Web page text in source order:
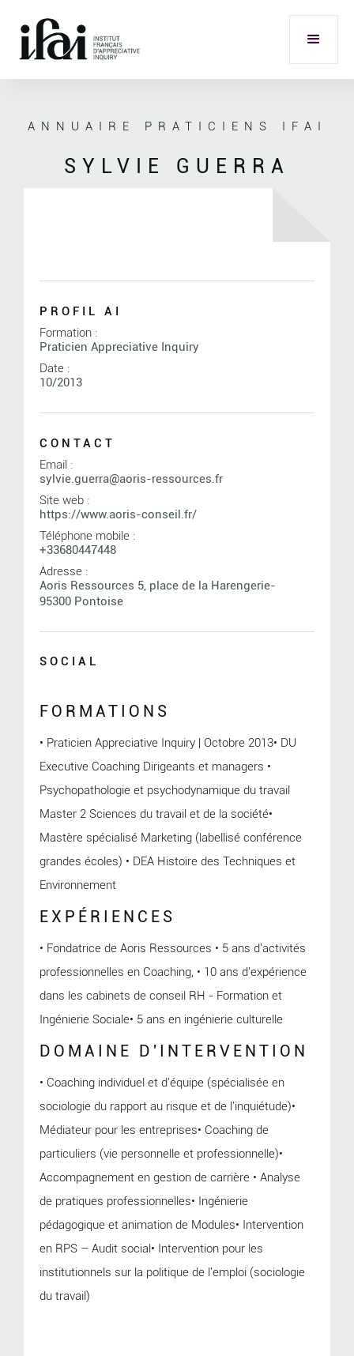
ANNUAIRE PRATICIENS IFAI
SYLVIE GUERRA
PROFIL AI
Formation :
Praticien Appreciative Inquiry
Date :
10/2013
CONTACT
Email :
sylvie.guerra@aoris-ressources.fr
Site web :
https://www.aoris-conseil.fr/
Téléphone mobile :
+33680447448
Adresse :
Aoris Ressources 5, place de la Harengerie-
95300 Pontoise
SOCIAL
FORMATIONS
• Praticien Appreciative Inquiry | Octobre 2013• DU
Executive Coaching Dirigeants et managers •
Psychopathologie et psychodynamique du travail
Master 2 Sciences du travail et de la société•
Mastère spécialisé Marketing (labellisé conférence
grandes écoles) • DEA Histoire des Techniques et
Environnement
EXPÉRIENCES
• Fondatrice de Aoris Ressources • 5 ans d'activités
professionnelles en Coaching, • 10 ans d'expérience
dans les cabinets de conseil RH - Formation et
Ingénierie Sociale• 5 ans en ingénierie culturelle
DOMAINE D'INTERVENTION
• Coaching individuel et d'équipe (spécialisée en
sociologie du rapport au risque et de l'inquiétude)•
Médiateur pour les entreprises• Coaching de
particuliers (vie personnelle et professionnelle)•
Accompagnement en gestion de carrière • Analyse
de pratiques professionnelles• Ingénierie
pédagogique et animation de Modules• Intervention
en RPS – Audit social• Intervention pour les
institutionnels sur la politique de l'emploi (sociologie
du travail)